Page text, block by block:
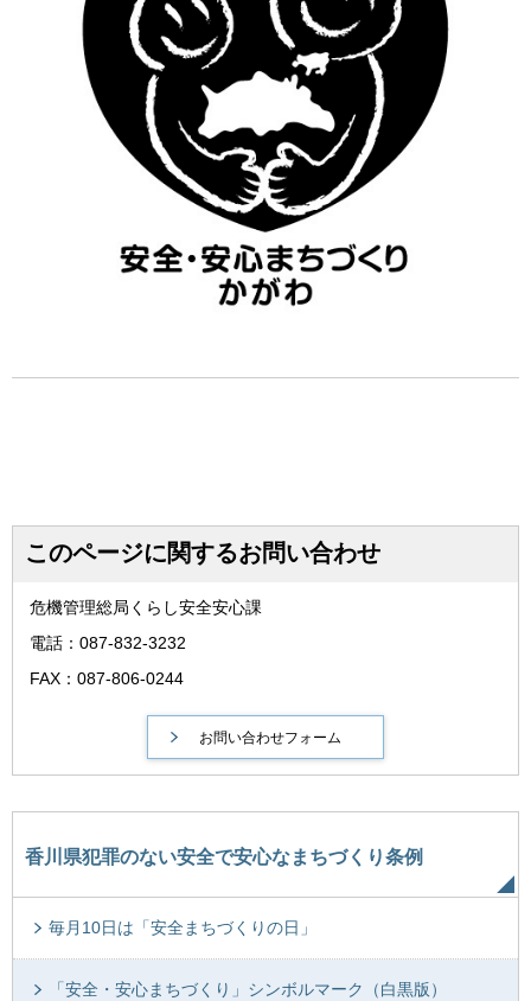
このページに関するお問い合わせ
危機管理総局くらし安全安心課
電話：087-832-3232
FAX：087-806-0244
香川県犯罪のない安全で安心なまちづくり条例
毎月10日は「安全まちづくりの日」
「安全・安心まちづくり」シンボルマーク（白黒版）